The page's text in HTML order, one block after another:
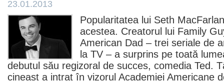
23.01.2013
Popularitatea lui Seth
acestea. Creatorul lui Family
American Dad – trei seriale de
la TV – a surprins pe toată
debutul său regizoral de succes, comedia Ted.
cineast a intrat în vizorul Academiei Americane